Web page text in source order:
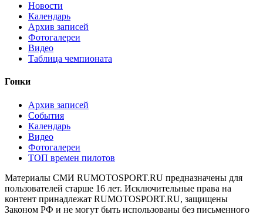
Новости
Календарь
Архив записей
Фотогалереи
Видео
Таблица чемпионата
Гонки
Архив записей
События
Календарь
Видео
Фотогалереи
ТОП времен пилотов
Материалы СМИ RUMOTOSPORT.RU предназначены для
пользователей старше 16 лет. Исключительные права на
контент принадлежат RUMOTOSPORT.RU, защищены
Законом РФ и не могут быть использованы без письменного